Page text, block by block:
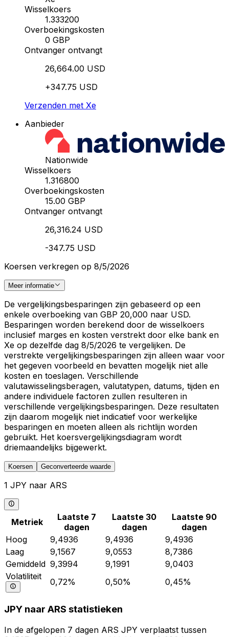
Wisselkoers
1.333200
Overboekingskosten
0 GBP
Ontvanger ontvangt
26,664.00 USD
+347.75 USD
Verzenden met Xe
Aanbieder
Nationwide
Wisselkoers
1.316800
Overboekingskosten
15.00 GBP
Ontvanger ontvangt
26,316.24 USD
-347.75 USD
Koersen verkregen op 8/5/2026
Meer informatie
De vergelijkingsbesparingen zijn gebaseerd op een
enkele overboeking van GBP 20,000 naar USD.
Besparingen worden berekend door de wisselkoers
inclusief marges en kosten verstrekt door elke bank en
Xe op dezelfde dag 8/5/2026 te vergelijken. De
verstrekte vergelijkingsbesparingen zijn alleen waar voor
het gegeven voorbeeld en bevatten mogelijk niet alle
kosten en toeslagen. Verschillende
valutawisselingsberagen, valutatypen, datums, tijden en
andere individuele factoren zullen resulteren in
verschillende vergelijkingsbesparingen. Deze resultaten
zijn daarom mogelijk niet indicatief voor werkelijke
besparingen en moeten alleen als richtlijn worden
gebruikt. Het koersvergelijkingsdiagram wordt
driemaandelijks bijgewerkt.
Koersen Geconverteerde waarde
1 JPY naar ARS
Metriek
Laatste 7
dagen
Laatste 30
dagen
Laatste 90
dagen
Hoog
9,4936 9,4936
9,4936
Laag
9,1567 9,0553
8,7386
Gemiddeld 9,3994 9,1991
9,0403
Volatiliteit
0,72% 0,50% 0,45%
JPY naar ARS statistieken
In de afgelopen 7 dagen ARS JPY verplaatst tussen